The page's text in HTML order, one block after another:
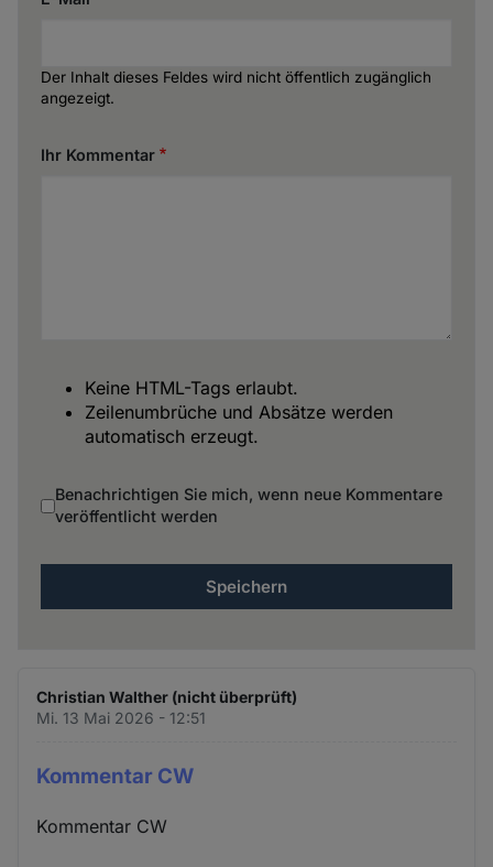
Der Inhalt dieses Feldes wird nicht öffentlich zugänglich
angezeigt.
Ihr Kommentar
Keine HTML-Tags erlaubt.
Zeilenumbrüche und Absätze werden
automatisch erzeugt.
Benachrichtigen Sie mich, wenn neue Kommentare
veröffentlicht werden
Christian Walther (nicht überprüft)
Mi. 13 Mai 2026 - 12:51
Kommentar CW
Kommentar CW